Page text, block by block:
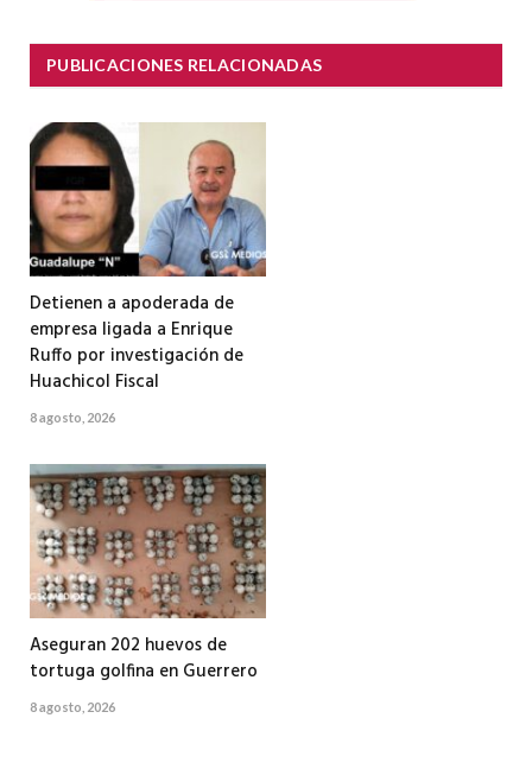
PUBLICACIONES RELACIONADAS
Detienen a apoderada de
empresa ligada a Enrique
Ruffo por investigación de
Huachicol Fiscal
8 agosto, 2026
Aseguran 202 huevos de
tortuga golfina en Guerrero
8 agosto, 2026